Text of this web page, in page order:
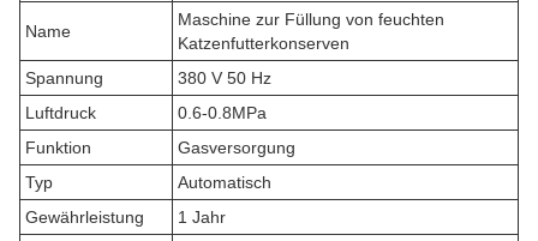
Name
Maschine zur Füllung von feuchten
Katzenfutterkonserven
Spannung
380 V 50 Hz
Luftdruck
0.6-0.8MPa
Funktion
Gasversorgung
Typ
Automatisch
Gewährleistung
1 Jahr